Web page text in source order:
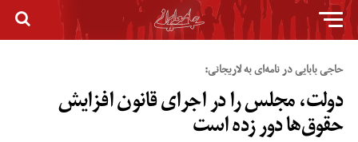
حاجی بابایی در نامه‌ای به لاریجانی:
دولت، مجلس را در اجرای قانون افزایش
حقوق‌ها دور زده است